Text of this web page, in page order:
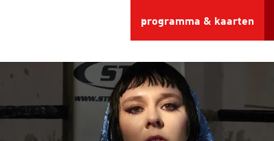
programma & kaarten